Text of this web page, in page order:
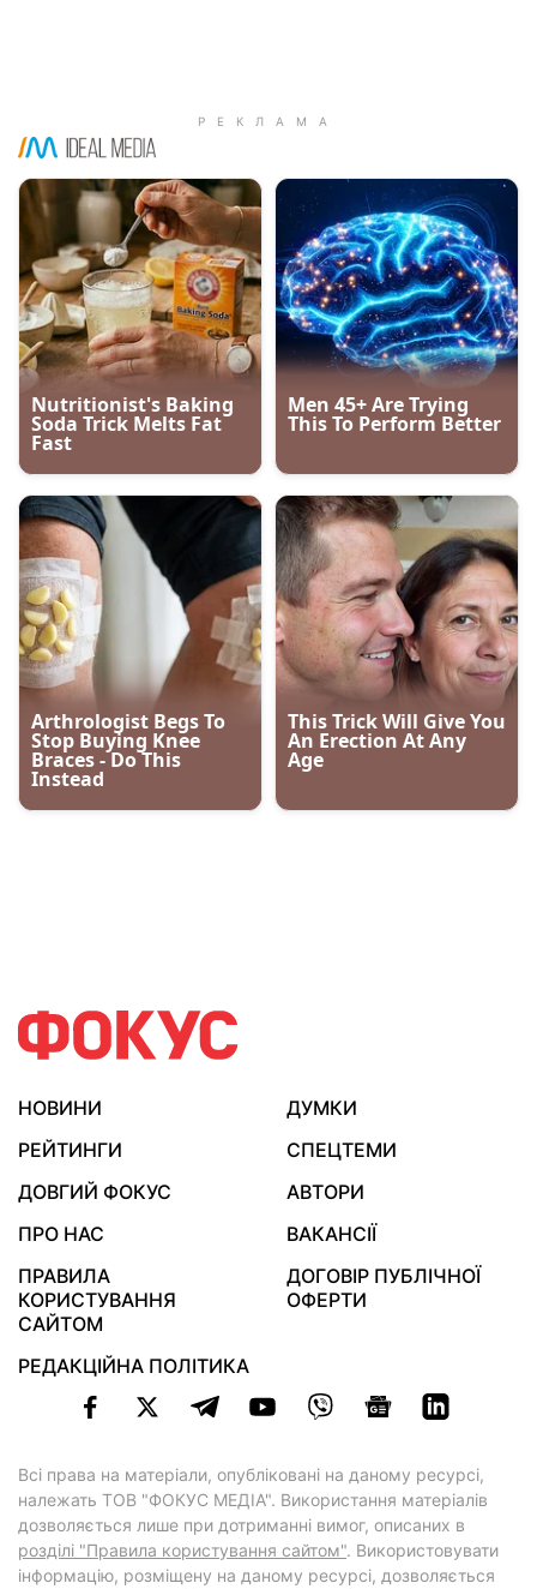
НОВИНИ
ДУМКИ
РЕЙТИНГИ
СПЕЦТЕМИ
ДОВГИЙ ФОКУС
АВТОРИ
ПРО НАС
ВАКАНСІЇ
ПРАВИЛА
КОРИСТУВАННЯ
САЙТОМ
ДОГОВІР ПУБЛІЧНОЇ
ОФЕРТИ
РЕДАКЦІЙНА ПОЛІТИКА
Всі права на матеріали, опубліковані на даному ресурсі,
належать ТОВ "ФОКУС МЕДІА". Використання матеріалів
дозволяється лише при дотриманні вимог, описаних в
розділі "Правила користування сайтом". Використовувати
інформацію, розміщену на даному ресурсі, дозволяється